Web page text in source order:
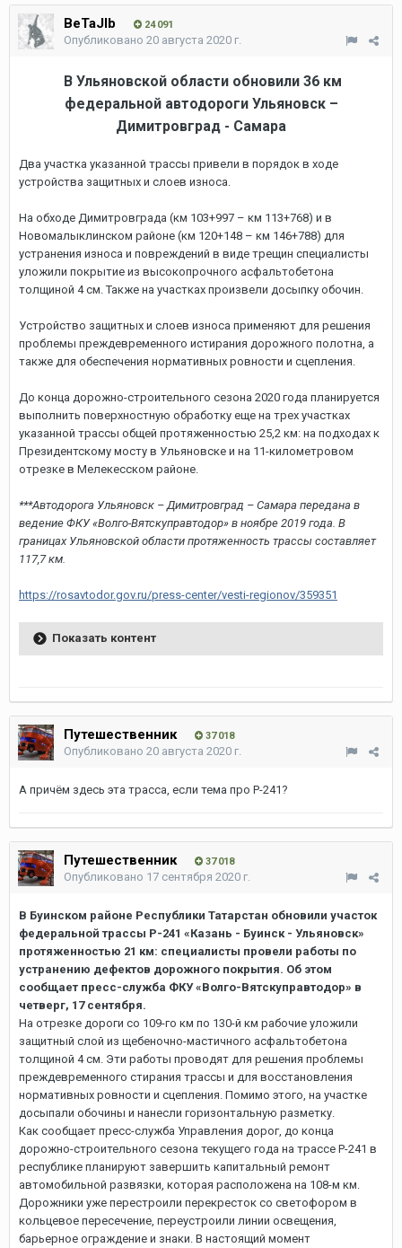
BeTaJIb 24 091
Опубликовано 20 августа 2020 г.
В Ульяновской области обновили 36 км
федеральной автодороги Ульяновск –
Димитровград - Самара
Два участка указанной трассы привели в порядок в ходе
устройства защитных и слоев износа.
На обходе Димитровграда (км 103+997 – км 113+768) и в
Новомалыклинском районе (км 120+148 – км 146+788) для
устранения износа и повреждений в виде трещин специалисты
уложили покрытие из высокопрочного асфальтобетона
толщиной 4 см. Также на участках произвели досыпку обочин.
Устройство защитных и слоев износа применяют для решения
проблемы преждевременного истирания дорожного полотна, а
также для обеспечения нормативных ровности и сцепления.
До конца дорожно-строительного сезона 2020 года планируется
выполнить поверхностную обработку еще на трех участках
указанной трассы общей протяженностью 25,2 км: на подходах к
Президентскому мосту в Ульяновске и на 11-километровом
отрезке в Мелекесском районе.
***Автодорога Ульяновск – Димитровград – Самара передана в
ведение ФКУ «Волго-Вятскуправтодор» в ноябре 2019 года. В
границах Ульяновской области протяженность трассы составляет
117,7 км.
https://rosavtodor.gov.ru/press-center/vesti-regionov/359351
Показать контент
Путешественник 37 018
Опубликовано 20 августа 2020 г.
А причём здесь эта трасса, если тема про Р-241?
Путешественник 37 018
Опубликовано 17 сентября 2020 г.
В Буинском районе Республики Татарстан обновили участок
федеральной трассы Р-241 «Казань - Буинск - Ульяновск»
протяженностью 21 км: специалисты провели работы по
устранению дефектов дорожного покрытия. Об этом
сообщает пресс-служба ФКУ «Волго-Вятскуправтодор» в
четверг, 17 сентября.
На отрезке дороги со 109-го км по 130-й км рабочие уложили
защитный слой из щебеночно-мастичного асфальтобетона
толщиной 4 см. Эти работы проводят для решения проблемы
преждевременного стирания трассы и для восстановления
нормативных ровности и сцепления. Помимо этого, на участке
досыпали обочины и нанесли горизонтальную разметку.
Как сообщает пресс-служба Управления дорог, до конца
дорожно-строительного сезона текущего года на трассе Р-241 в
республике планируют завершить капитальный ремонт
автомобильной развязки, которая расположена на 108-м км.
Дорожники уже перестроили перекресток со светофором в
кольцевое пересечение, переустроили линии освещения,
барьерное ограждение и знаки. В настоящий момент